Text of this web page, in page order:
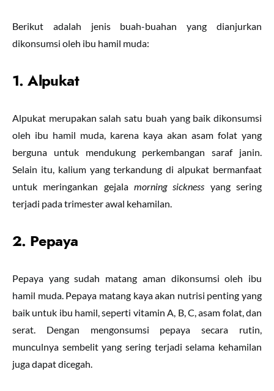
Berikut adalah jenis buah-buahan yang dianjurkan
dikonsumsi oleh ibu hamil muda:
1. Alpukat
Alpukat merupakan salah satu buah yang baik dikonsumsi
oleh ibu hamil muda, karena kaya akan asam folat yang
berguna untuk mendukung perkembangan saraf janin.
Selain itu, kalium yang terkandung di alpukat bermanfaat
untuk meringankan gejala morning sickness yang sering
terjadi pada trimester awal kehamilan.
2. Pepaya
Pepaya yang sudah matang aman dikonsumsi oleh ibu
hamil muda. Pepaya matang kaya akan nutrisi penting yang
baik untuk ibu hamil, seperti vitamin A, B, C, asam folat, dan
serat. Dengan mengonsumsi pepaya secara rutin,
munculnya sembelit yang sering terjadi selama kehamilan
juga dapat dicegah.